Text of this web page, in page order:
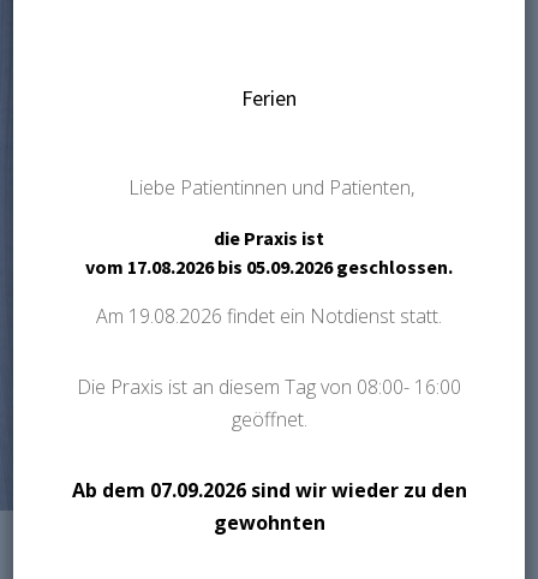
Lächeln verschönert.
Wunschlächeln langfristig zu
Innenseite der Frontzähne
sogenannte Retainer geklebt.
Zusätzlich tragen Sie
Ferien
Liebe Patientinnen und Patienten,
die Praxis ist
vom 17.08.2026 bis 05.09.2026geschlossen.
Am 19.08.2026 findet ein Notdienst statt.
Die Praxis ist an diesem Tag von 08:00- 16:00
geöffnet.
Ab dem 07.09.2026 sind wir wieder zu den
gewohnten